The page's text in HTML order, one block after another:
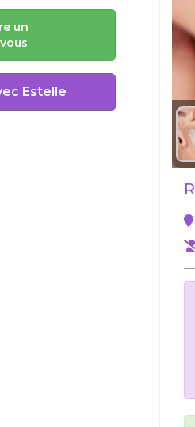
un
Estelle